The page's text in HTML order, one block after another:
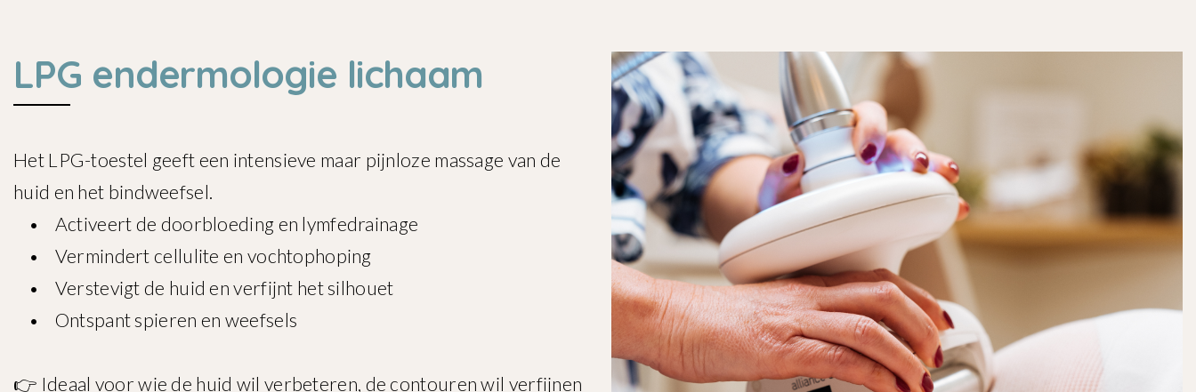
LPG endermologie lichaam
Het LPG-toestel geeft een intensieve maar pijnloze massage van de
huid en het bindweefsel.
• Activeert de doorbloeding en lymfedrainage
• Vermindert cellulite en vochtophoping
• Verstevigt de huid en verfijnt het silhouet
• Ontspant spieren en weefsels
👉 Ideaal voor wie de huid wil verbeteren, de contouren wil verfijnen